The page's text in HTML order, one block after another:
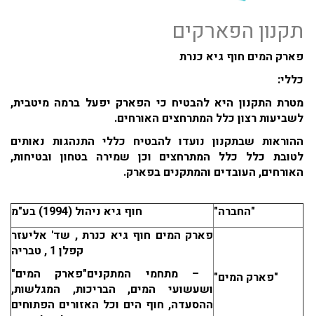
תקנון הפארקים
פארק המים חוף גיא כנרת
כללי:
מטרת התקנון היא להבטיח כי הפארק יפעל ברמה מיטבית,
לשביעות רצון כלל המתרחצים האורחים.
ההוראות שבתקנון נועדו להבטיח כללי התנהגות נאותים
לטובת כלל כלל המתרחצים וכן שמירה בטחון ובטיחות,
האורחים, העובדים והמתקנים בפארק.
"החברה" חוף גיא ניהול (1994) בע"מ
"פארק המים"
פארק המים חוף גיא כנרת , שד' אליעזר
קפלן 1 , טבריה
"פארק המים"– מתחמי המתקנים
ושעשועי המים, הבריכות, המגלשות,
ההסעדה, חוף הים וכל האזורים הפתוחים